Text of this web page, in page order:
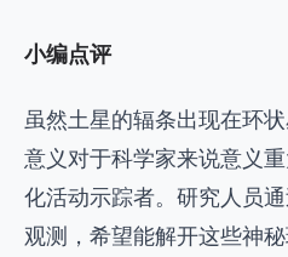
小编点评
虽然土星的辐条出现在环
意义对于科学家来说意义
化活动示踪者。研究人员
观测，希望能解开这些神秘